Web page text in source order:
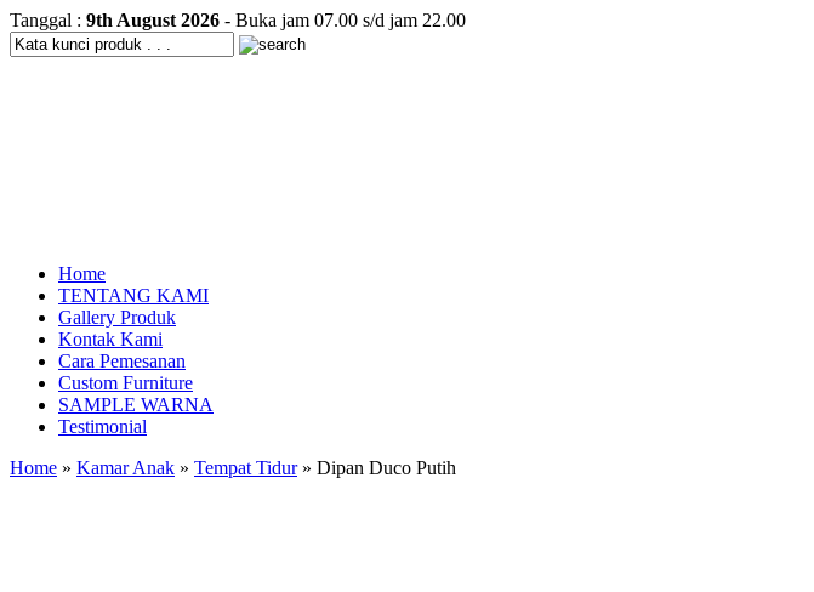
Tanggal : 9th August 2026 - Buka jam 07.00 s/d jam 22.00
Home
TENTANG KAMI
Gallery Produk
Kontak Kami
Cara Pemesanan
Custom Furniture
SAMPLE WARNA
Testimonial
Home » Kamar Anak » Tempat Tidur» Dipan Duco Putih